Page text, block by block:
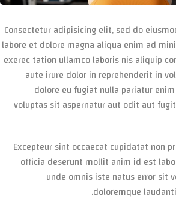
Consectetur adipisicing elit, sed do
labore et dolore magna aliqua enim ad
exerec tation ullamco laboris nis aliquip
aute irure dolor in reprehenderit in
dolore eu fugiat nulla pariatur
voluptas sit aspernatur aut odit aut
Excepteur sint occaecat cupidatat non
officia deserunt mollit anim id est
unde omnis iste natus error sit
doloremque